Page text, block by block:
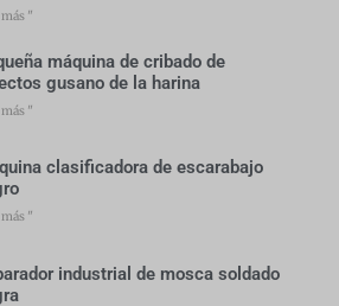
"
máquina de cribado de
gusano de la harina
"
clasificadora de escarabajo
"
industrial de mosca soldado